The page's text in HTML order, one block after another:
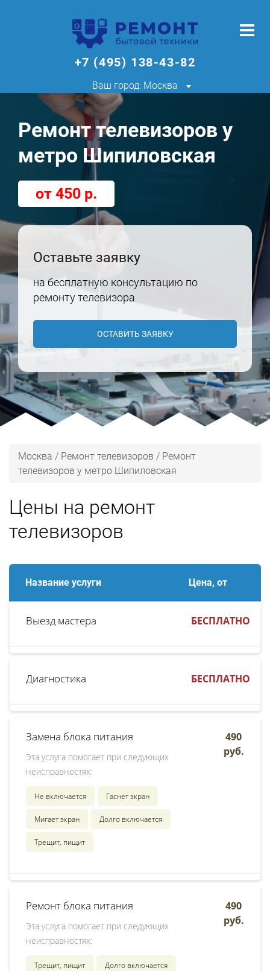
+7 (495) 138-43-82
Ваш город: Москва
Ремонт телевизоров у
метро Шипиловская
от 450 р.
Оставьте заявку
на бесплатную консультацию по
ремонту телевизора
ОСТАВИТЬ ЗАЯВКУ
Москва / Ремонт телевизоров / Ремонт
телевизоров у метро Шипиловская
Цены на ремонт
телевизоров
Название услуги Цена, от
Выезд мастера БЕСПЛАТНО
Диагностика БЕСПЛАТНО
Замена блока питания
Эта услуга помогает при следующих
неисправностях:
Не включается Гаснет экран
Мигает экран Долго включается
Трещит, пищит
490
руб.
Ремонт блока питания
Эта услуга помогает при следующих
неисправностях:
Трещит, пищит Долго включается
490
руб.